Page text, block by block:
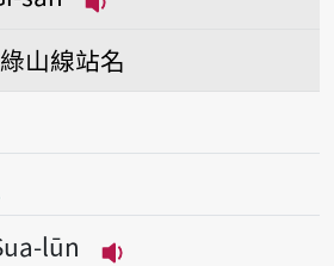
山線站名
lūn